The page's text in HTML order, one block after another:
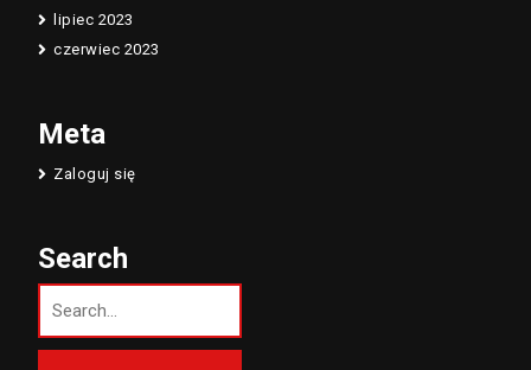
lipiec 2023
czerwiec 2023
Meta
Zaloguj się
Search